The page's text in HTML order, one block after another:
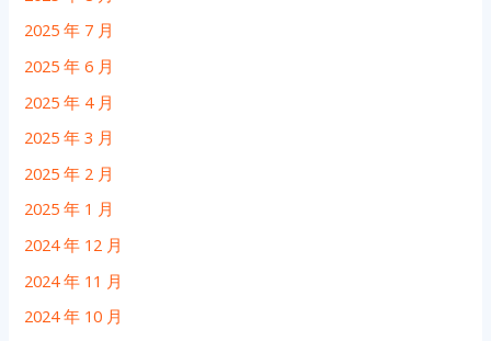
2025 年 7 月
2025 年 6 月
2025 年 4 月
2025 年 3 月
2025 年 2 月
2025 年 1 月
2024 年 12 月
2024 年 11 月
2024 年 10 月